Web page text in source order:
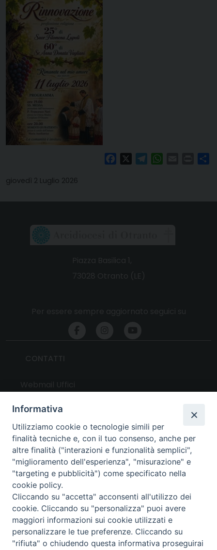
FacebookTelegramWhatsAppPrint
giovedì 2 Luglio 2026
UTILITY
News
Altri articoli
Notizie nazionali
Download
Amministrazione Trasparente
Informativa
Utilizziamo cookie o tecnologie simili per
finalità tecniche e, con il tuo consenso, anche per
altre finalità ("interazioni e funzionalità semplici",
"miglioramento dell'esperienza", "misurazione" e
"targeting e pubblicità") come specificato nella
cookie policy.
Cliccando su "accetta" acconsenti all'utilizzo dei
cookie. Cliccando su "personalizza" puoi avere
maggiori informazioni sui cookie utilizzati e
personalizzare le tue preferenze. Cliccando su
"rifiuta" o chiudendo questa informativa proseguirai